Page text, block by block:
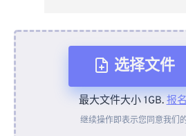
选择文件
从设备
最大文件大小 1GB.报
继续操作即表示您同意我们